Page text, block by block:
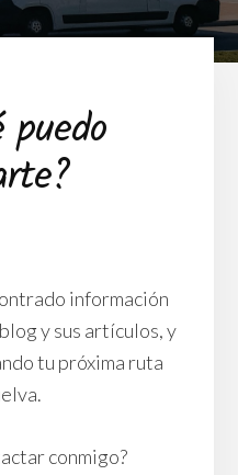
información
y sus artículos, y
tu próxima ruta
conmigo?